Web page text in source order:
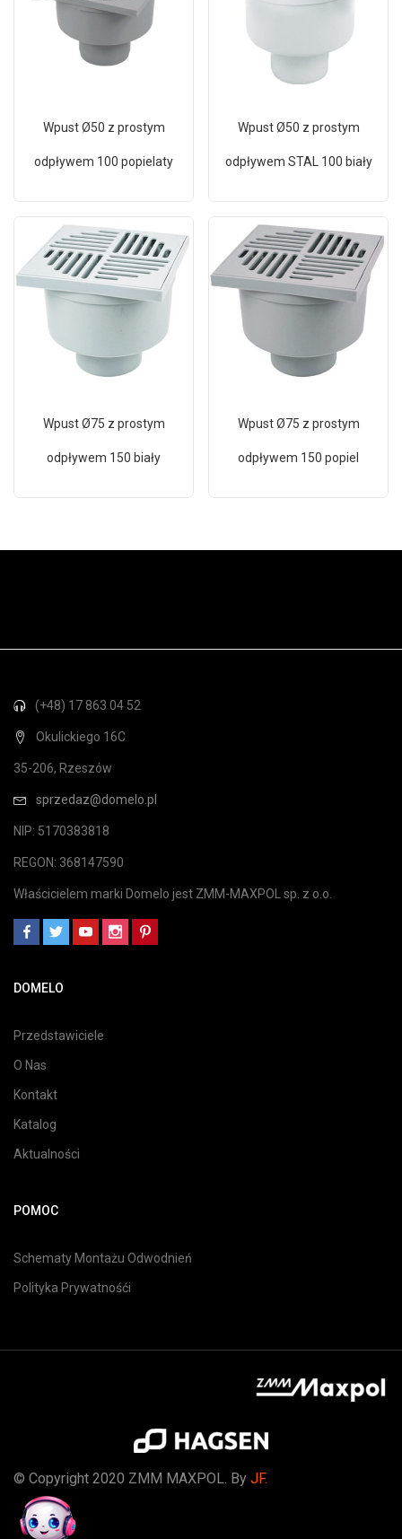
Wpust Ø50 z prostym
odpływem 100 popielaty
Wpust Ø50 z prostym
odpływem STAL 100 biały
Wpust Ø75 z prostym
odpływem 150 biały
Wpust Ø75 z prostym
odpływem 150 popiel
(+48) 17 863 04 52
Okulickiego 16C
35-206, Rzeszów
sprzedaz@domelo.pl
NIP: 5170383818
REGON: 368147590
Właścicielem marki Domelo jest ZMM-MAXPOL sp. z o.o.
DOMELO
Przedstawiciele
O Nas
Kontakt
Katalog
Aktualności
POMOC
Schematy Montażu Odwodnień
Polityka Prywatnośći
© Copyright 2020 ZMM MAXPOL. By JF.